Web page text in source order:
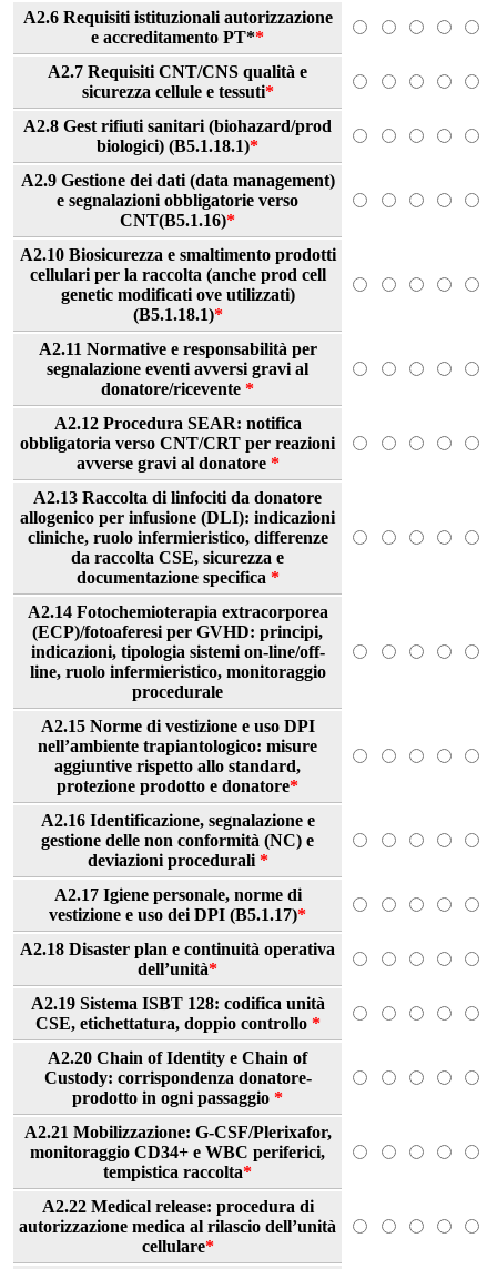
A2.6 Requisiti istituzionali autorizzazione
e accreditamento PT**
A2.7 Requisiti CNT/CNS qualità e
sicurezza cellule e tessuti*
A2.8 Gest rifiuti sanitari (biohazard/prod
biologici) (B5.1.18.1)*
A2.9 Gestione dei dati (data management)
e segnalazioni obbligatorie verso
CNT(B5.1.16)*
A2.10 Biosicurezza e smaltimento prodotti
cellulari per la raccolta (anche prod cell
genetic modificati ove utilizzati)
(B5.1.18.1)*
A2.11 Normative e responsabilità per
segnalazione eventi avversi gravi al
donatore/ricevente *
A2.12 Procedura SEAR: notifica
obbligatoria verso CNT/CRT per reazioni
avverse gravi al donatore *
A2.13 Raccolta di linfociti da donatore
allogenico per infusione (DLI): indicazioni
cliniche, ruolo infermieristico, differenze
da raccolta CSE, sicurezza e
documentazione specifica *
A2.14 Fotochemioterapia extracorporea
(ECP)/fotoaferesi per GVHD: principi,
indicazioni, tipologia sistemi on-line/off-
line, ruolo infermieristico, monitoraggio
procedurale
A2.15 Norme di vestizione e uso DPI
nell’ambiente trapiantologico: misure
aggiuntive rispetto allo standard,
protezione prodotto e donatore*
A2.16 Identificazione, segnalazione e
gestione delle non conformità (NC) e
deviazioni procedurali *
A2.17 Igiene personale, norme di
vestizione e uso dei DPI (B5.1.17)*
A2.18 Disaster plan e continuità operativa
dell’unità*
A2.19 Sistema ISBT 128: codifica unità
CSE, etichettatura, doppio controllo *
A2.20 Chain of Identity e Chain of
Custody: corrispondenza donatore-
prodotto in ogni passaggio *
A2.21 Mobilizzazione: G-CSF/Plerixafor,
monitoraggio CD34+ e WBC periferici,
tempistica raccolta*
A2.22 Medical release: procedura di
autorizzazione medica al rilascio dell’unità
cellulare*